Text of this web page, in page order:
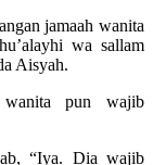
jamaah wanita
wa sallam
Aisyah.
wanita pun wajib
“Iya. Dia wajib